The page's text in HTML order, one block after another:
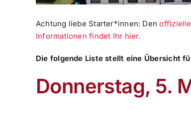
Achtung liebe Starter*innen: Den
Informationen findet Ihr hier.
Die folgende Liste stellt eine Übersicht
Donnerstag, 5.